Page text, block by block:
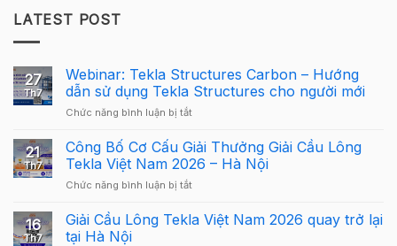
LATEST POST
27
Th7
Webinar: Tekla Structures Carbon – Hướng
dẫn sử dụng Tekla Structures cho người mới
Chức năng bình luận bị tắtở
Tekla
Structures
Carbon
–
dẫn
21
Th7
Công Bố Cơ Cấu Giải Thưởng Giải Cầu Lông
Tekla Việt Nam 2026 – Hà Nội
Chức năng bình luận bị tắtở
Bố
Cơ
16
Th7
Giải Cầu Lông Tekla Việt Nam 2026 quay trở lại
tại Hà Nội